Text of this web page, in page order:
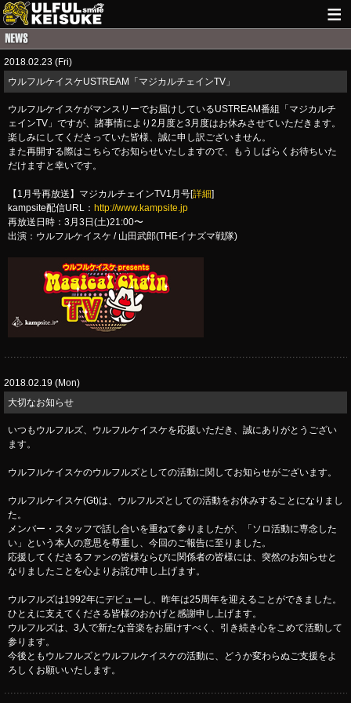
LIVE INFO
GUITAR WORKS
MAIL
2018.02.23 (Fri)
ウルフルケイスケUSTREAM「マジカルチェインTV」
ウルフルケイスケがマンスリーでお届けしているUSTREAM番組「マジカルチ
ェインTV」ですが、諸事情により2月度と3月度はお休みさせていただきます。
楽しみにしてくださっていた皆様、誠に申し訳ございません。
また再開する際はこちらでお知らせいたしますので、もうしばらくお待ちいた
だけますと幸いです。
【1月号再放送】マジカルチェインTV1月号[詳細]
kampsite配信URL： http://www.kampsite.jp
再放送日時：3月3日(土)21:00〜
出演：ウルフルケイスケ / 山田武郎(THEイナズマ戦隊)
2018.02.19 (Mon)
大切なお知らせ
いつもウルフルズ、ウルフルケイスケを応援いただき、誠にありがとうござい
ます。
ウルフルケイスケのウルフルズとしての活動に関してお知らせがございます。
ウルフルケイスケ(Gt)は、ウルフルズとしての活動をお休みすることになりまし
た。
メンバー・スタッフで話し合いを重ねて参りましたが、「ソロ活動に専念した
い」という本人の意思を尊重し、今回のご報告に至りました。
応援してくださるファンの皆様ならびに関係者の皆様には、突然のお知らせと
なりましたことを心よりお詫び申し上げます。
ウルフルズは1992年にデビューし、昨年は25周年を迎えることができました。
ひとえに支えてくださる皆様のおかげと感謝申し上げます。
ウルフルズは、3人で新たな音楽をお届けすべく、引き続き心をこめて活動して
参ります。
今後ともウルフルズとウルフルケイスケの活動に、どうか変わらぬご支援をよ
ろしくお願いいたします。